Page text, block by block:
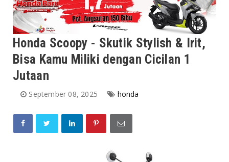
Honda Scoopy - Skutik Stylish & Irit,
Bisa Kamu Miliki dengan Cicilan 1
Jutaan
September 08, 2025 honda